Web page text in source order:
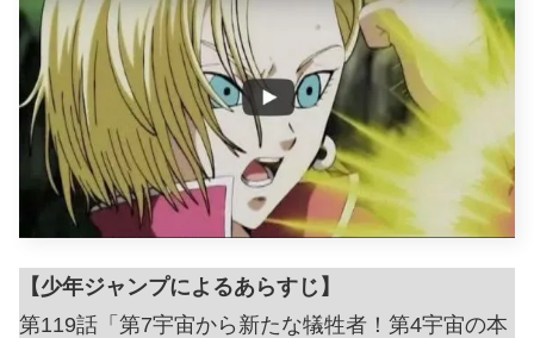
【少年ジャンプによるあらすじ】
第119話「第7宇宙から新たな犠牲者！第4宇宙の本